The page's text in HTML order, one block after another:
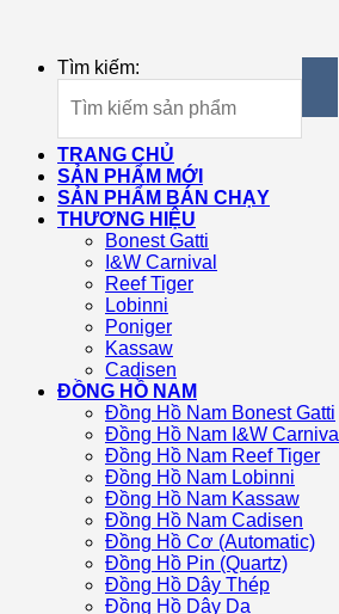
Tìm kiếm:
TRANG CHỦ
SẢN PHẨM MỚI
SẢN PHẨM BÁN CHẠY
THƯƠNG HIỆU
Bonest Gatti
I&W Carnival
Reef Tiger
Lobinni
Poniger
Kassaw
Cadisen
ĐỒNG HỒ NAM
Đồng Hồ Nam Bonest Gatti
Đồng Hồ Nam I&W Carnival
Đồng Hồ Nam Reef Tiger
Đồng Hồ Nam Lobinni
Đồng Hồ Nam Kassaw
Đồng Hồ Nam Cadisen
Đồng Hồ Cơ (Automatic)
Đồng Hồ Pin (Quartz)
Đồng Hồ Dây Thép
Đồng Hồ Dây Da